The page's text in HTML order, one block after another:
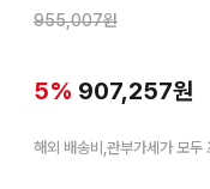
955,007원
5% 907,257원
해외 배송비,관부가세가 모두